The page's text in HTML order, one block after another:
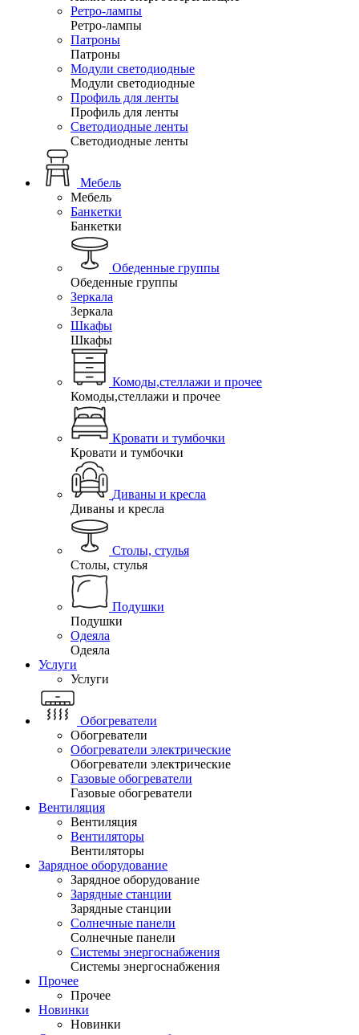
Ретро-лампы
Ретро-лампы
Патроны
Патроны
Модули светодиодные
Модули светодиодные
Профиль для ленты
Профиль для ленты
Светодиодные ленты
Светодиодные ленты
Мебель
Мебель
Банкетки
Банкетки
Обеденные группы
Обеденные группы
Зеркала
Зеркала
Шкафы
Шкафы
Комоды,стеллажи и прочее
Комоды,стеллажи и прочее
Кровати и тумбочки
Кровати и тумбочки
Диваны и кресла
Диваны и кресла
Столы, стулья
Столы, стулья
Подушки
Подушки
Одеяла
Одеяла
Услуги
Услуги
Обогреватели
Обогреватели
Обогреватели электрические
Обогреватели электрические
Газовые обогреватели
Газовые обогреватели
Вентиляция
Вентиляция
Вентиляторы
Вентиляторы
Зарядное оборудование
Зарядное оборудование
Зарядные станции
Зарядные станции
Солнечные панели
Солнечные панели
Системы энергоснабжения
Системы энергоснабжения
Прочее
Прочее
Новинки
Новинки